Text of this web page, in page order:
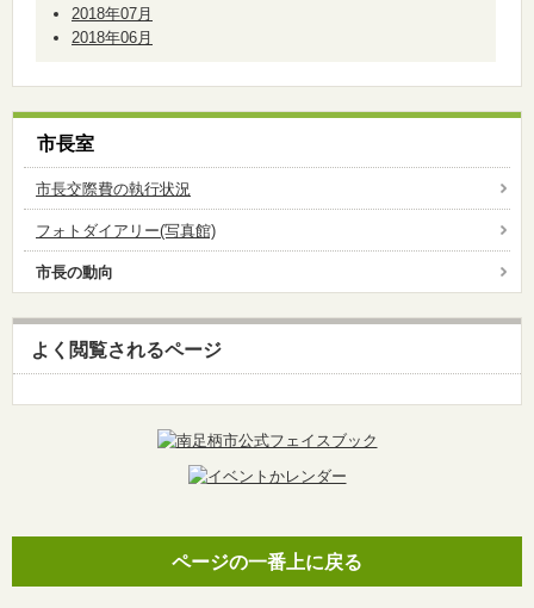
2018年07月
2018年06月
市長室
市長交際費の執行状況
フォトダイアリー(写真館)
市長の動向
よく閲覧されるページ
ページの一番上に戻る